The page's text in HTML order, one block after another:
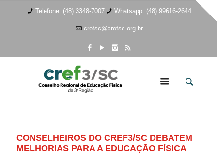
Telefone: (48) 3348-7007 Whatsapp: (48) 99616-2644
crefsc@crefsc.org.br
CONSELHEIROS DO CREF3/SC DEBATEM
MELHORIAS PARA A EDUCAÇÃO FÍSICA